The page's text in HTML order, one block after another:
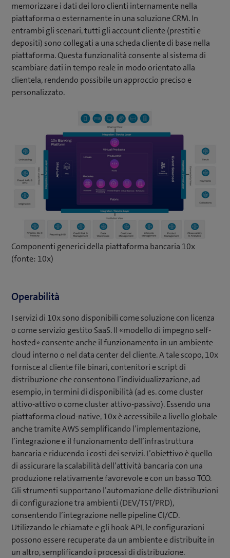
memorizzare i dati dei loro clienti internamente nella
piattaforma o esternamente in una soluzione CRM. In
entrambi gli scenari, tutti gli account cliente (prestiti e
depositi) sono collegati a una scheda cliente di base nella
piattaforma. Questa funzionalità consente al sistema di
scambiare dati in tempo reale in modo orientato alla
clientela, rendendo possibile un approccio preciso e
personalizzato.
Componenti generici della piattaforma bancaria 10x
(fonte: 10x)
Operabilità
I servizi di 10x sono disponibili come soluzione con licenza
o come servizio gestito SaaS. Il «modello di impegno self-
hosted» consente anche il funzionamento in un ambiente
cloud interno o nel data center del cliente. A tale scopo, 10x
fornisce al cliente file binari, contenitori e script di
distribuzione che consentono l’individualizzazione, ad
esempio, in termini di disponibilità (ad es. come cluster
attivo-attivo o come cluster attivo-passivo). Essendo una
piattaforma cloud-native, 10x è accessibile a livello globale
anche tramite AWS semplificando l’implementazione,
l’integrazione e il funzionamento dell’infrastruttura
bancaria e riducendo i costi dei servizi. L’obiettivo è quello
di assicurare la scalabilità dell’attività bancaria con una
produzione relativamente favorevole e con un basso TCO.
Gli strumenti supportano l’automazione delle distribuzioni
di configurazione tra ambienti (DEV/TST/PRD),
consentendo l’integrazione nelle pipeline CI/CD.
Utilizzando le chiamate e gli hook API, le configurazioni
possono essere recuperate da un ambiente e distribuite in
un altro, semplificando i processi di distribuzione.